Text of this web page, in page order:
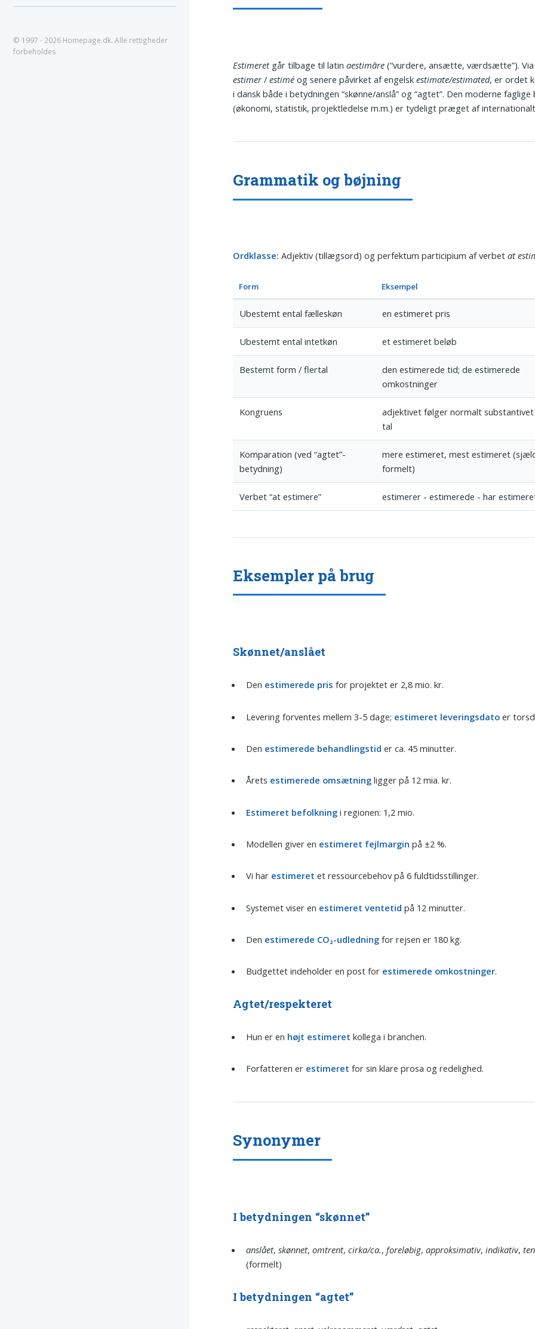
Estimeretgår tilbage til latinaestimāre (“vurdere, ansætte, værdsætte”).
estimer /estimé og senere påvirket af engelskestimate/estimated, er ordet
i dansk både i betydningen “skønne/anslå” og “agtet”. Den moderne faglige
(økonomi, statistik, projektledelse m.m.) er tydeligt præget af
Grammatik og bøjning
Ordklasse: Adjektiv (tillægsord) og perfektum participium af verbetat
Form Eksempel
Ubestemt ental fælleskøn en estimeret pris
Ubestemt ental intetkøn et estimeret beløb
Bestemt form / flertal
den estimerede tid; de estimerede
omkostninger
Kongruens
adjektivet følger normalt
tal
Komparation (ved “agtet”-
betydning)
mere estimeret, mest estimeret
formelt)
Verbet “at estimere” estimerer - estimerede - har
Eksempler på brug
Skønnet/anslået
Den estimerede pris for projektet er 2,8 mio. kr.
Levering forventes mellem 3-5 dage; estimeret leveringsdato er
Den estimerede behandlingstid er ca. 45 minutter.
Årets estimerede omsætning ligger på 12 mia. kr.
Estimeret befolkning i regionen: 1,2 mio.
Modellen giver en estimeret fejlmargin på ±2 %.
Vi har estimeret et ressourcebehov på 6 fuldtidsstillinger.
Systemet viser en estimeret ventetid på 12 minutter.
Den estimerede CO₂-udledning for rejsen er 180 kg.
Budgettet indeholder en post for estimerede omkostninger.
Agtet/respekteret
Hun er en højt estimeret kollega i branchen.
Forfatteren er estimeret for sin klare prosa og redelighed.
Synonymer
I betydningen “skønnet”
anslået,skønnet,omtrent,cirka/ca.,foreløbig,approksimativ,indikativ,
(formelt)
I betydningen “agtet”
© 1997 - 2026 Homepage.dk. Alle rettigheder
forbeholdes